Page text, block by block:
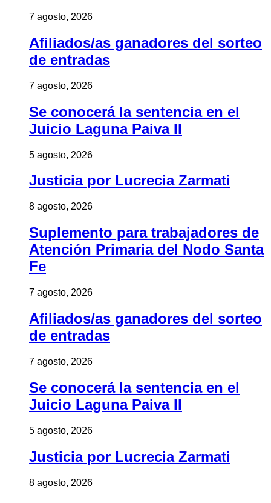
7 agosto, 2026
Afiliados/as ganadores del sorteo
de entradas
7 agosto, 2026
Se conocerá la sentencia en el
Juicio Laguna Paiva II
5 agosto, 2026
Justicia por Lucrecia Zarmati
8 agosto, 2026
Suplemento para trabajadores de
Atención Primaria del Nodo Santa
Fe
7 agosto, 2026
Afiliados/as ganadores del sorteo
de entradas
7 agosto, 2026
Se conocerá la sentencia en el
Juicio Laguna Paiva II
5 agosto, 2026
Justicia por Lucrecia Zarmati
8 agosto, 2026